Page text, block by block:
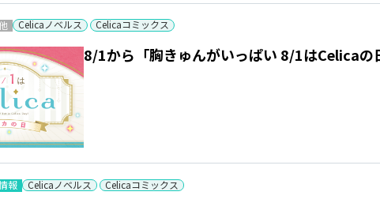
Celicaノベルス Celicaコミックス
8/1から「胸きゅんがいっぱい 8/1はCelicaの
報 Celicaノベルス Celicaコミックス